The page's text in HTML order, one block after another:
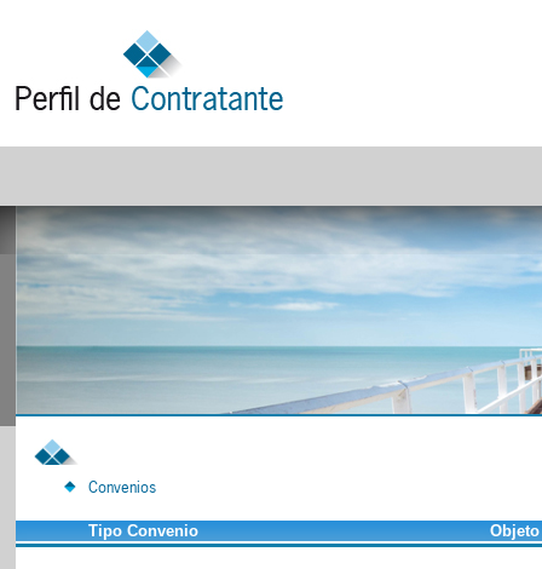
Convenios
Tipo Convenio Objeto